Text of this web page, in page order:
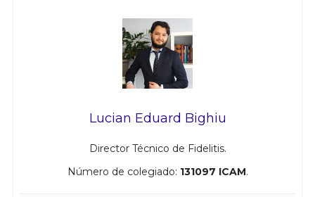
Lucian Eduard Bighiu
Director Técnico de Fidelitis.
Número de colegiado: 131097 ICAM.